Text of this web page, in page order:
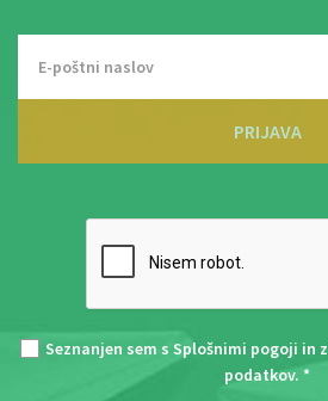
PRIJAVA
Seznanjen sem s Splošnimi pogoji in z
podatkov. *